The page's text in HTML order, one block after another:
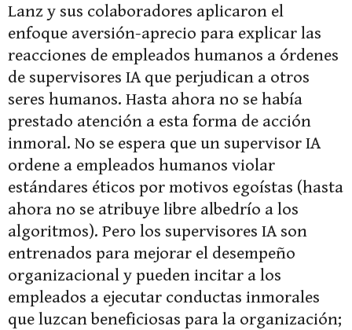
Lanz y sus colaboradores aplicaron el
enfoque aversión-aprecio para explicar las
reacciones de empleados humanos a órdenes
de supervisores IA que perjudican a otros
seres humanos. Hasta ahora no se había
prestado atención a esta forma de acción
inmoral. No se espera que un supervisor IA
ordene a empleados humanos violar
estándares éticos por motivos egoístas (hasta
ahora no se atribuye libre albedrío a los
algoritmos). Pero los supervisores IA son
entrenados para mejorar el desempeño
organizacional y pueden incitar a los
empleados a ejecutar conductas inmorales
que luzcan beneficiosas para la organización;